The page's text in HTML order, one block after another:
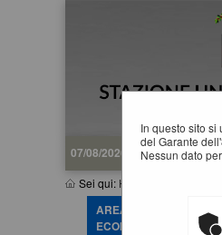
07/08/2026 11:37
Sei qui: Home
In questo sito
del Garante
Nessun dato
AREA RISERVATA
ECONOMICO